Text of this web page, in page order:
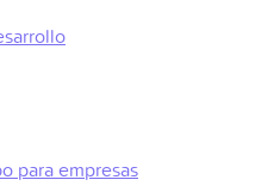
para empresas